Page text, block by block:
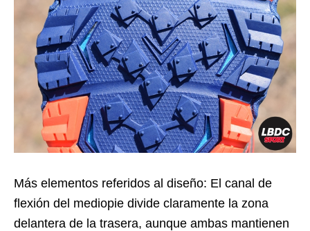
Más elementos referidos al diseño: El canal de
flexión del mediopie divide claramente la zona
delantera de la trasera, aunque ambas mantienen